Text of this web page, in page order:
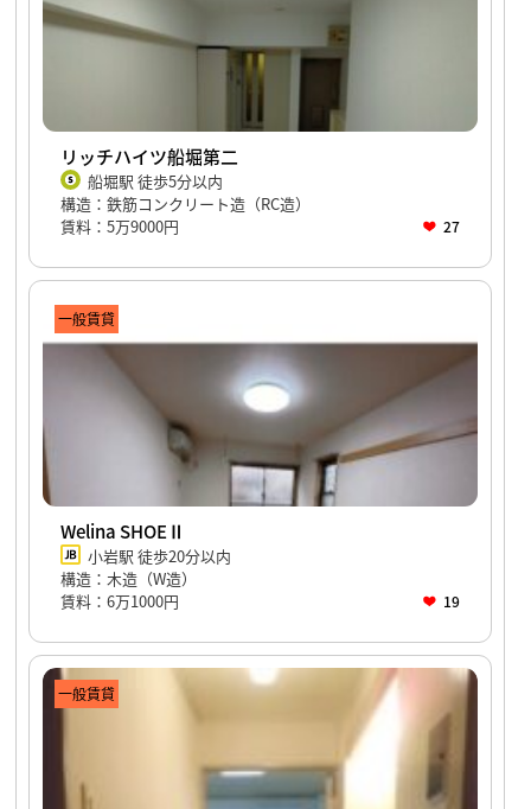
リッチハイツ船堀第二
船堀駅 徒歩5分以内
構造：鉄筋コンクリート造（RC造）
賃料：5万9000円
27
一般賃貸
Welina SHOEⅡ
小岩駅 徒歩20分以内
構造：木造（W造）
賃料：6万1000円
19
一般賃貸